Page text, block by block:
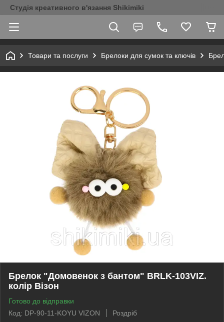
Студія креативного в'язання Shikimiki
Товари та послуги Брелоки для сумок та ключів
Брелок "Домовенок з бантом" BRLK-103VIZ.
колір Візон
Готово до відправки
Код: DP-90-11-KOYU VIZON
Роздріб